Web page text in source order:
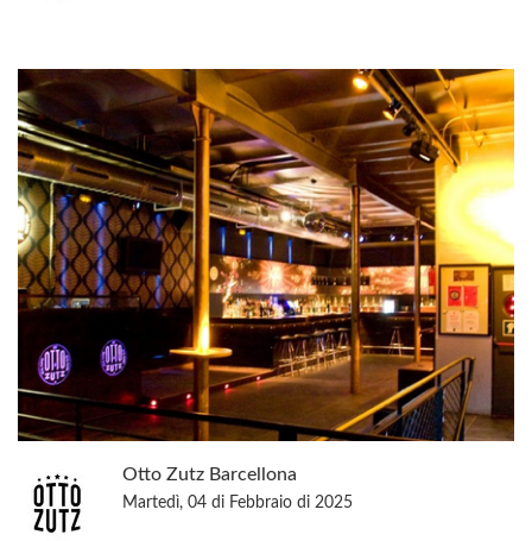
Otto Zutz Barcellona
Martedì, 04 di Febbraio di 2025